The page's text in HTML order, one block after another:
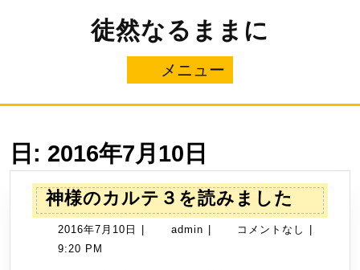
ス
徒然なるままに
メニュー
ニ
ー
日: 2016年7月10日
神様のカルテ３を読みました
様
の
2016年7月10日
2016
| admin admin
| コメントなし
|
9:20 PM